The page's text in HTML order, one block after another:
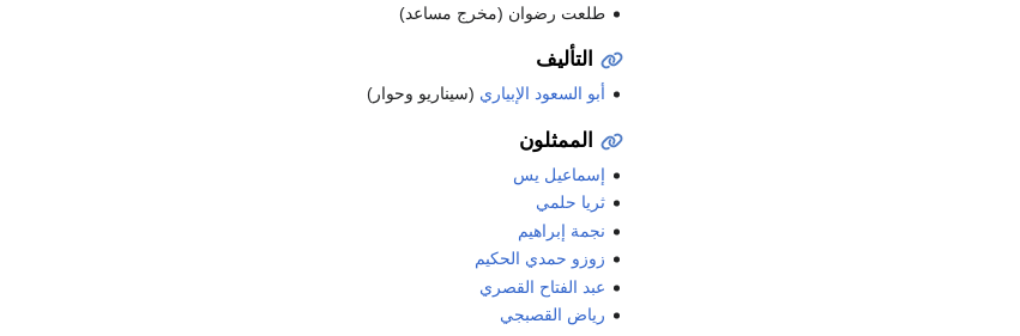
طلعت رضوان (مخرج مساعد)
التأليف
أبو السعود الإبياري (سيناريو وحوار)
الممثلون
إسماعيل يس
ثريا حلمي
نجمة إبراهيم
زوزو حمدي الحكيم
عبد الفتاح القصري
رياض القصبجي